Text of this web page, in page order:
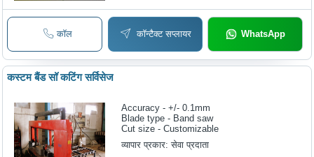
कॉल कॉन्टैक्ट सप्लायर WhatsApp
कस्टम बैंड सॉ कटिंग सर्विसेज
Accuracy - +/- 0.1mm
Blade type - Band saw
Cut size - Customizable
व्यापार प्रकार:सेवा प्रदाता